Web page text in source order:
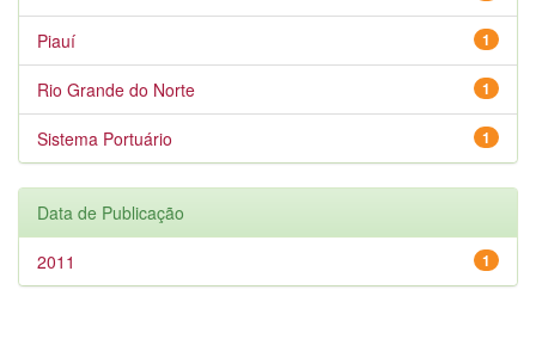
1
Piauí
1
Rio Grande do Norte
1
Sistema Portuário
Data de Publicação
1
2011